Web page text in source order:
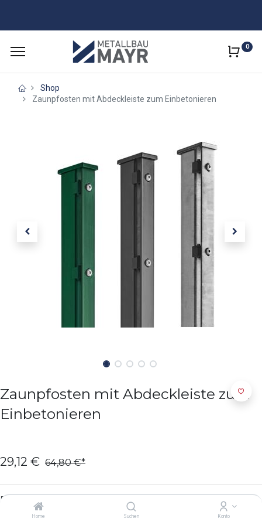
Home Suchen Konto
0
Shop
Zaunpfosten mit Abdeckleiste zum Einbetonieren
Zaunpfosten mit Abdeckleiste zum
Einbetonieren
29,12 € 64,80€
Farbe